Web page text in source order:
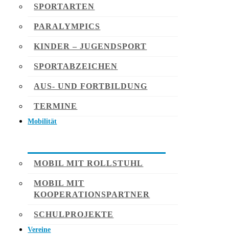
SPORTARTEN
PARALYMPICS
KINDER – JUGENDSPORT
SPORTABZEICHEN
AUS- UND FORTBILDUNG
TERMINE
Mobilität
MOBIL MIT ROLLSTUHL
MOBIL MIT
KOOPERATIONSPARTNER
SCHULPROJEKTE
Vereine